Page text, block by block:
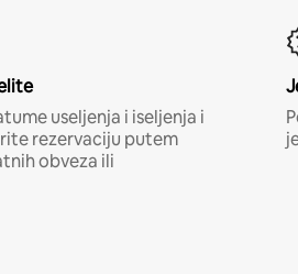
useljenja i iseljenja i
rezervaciju putem
obveza ili